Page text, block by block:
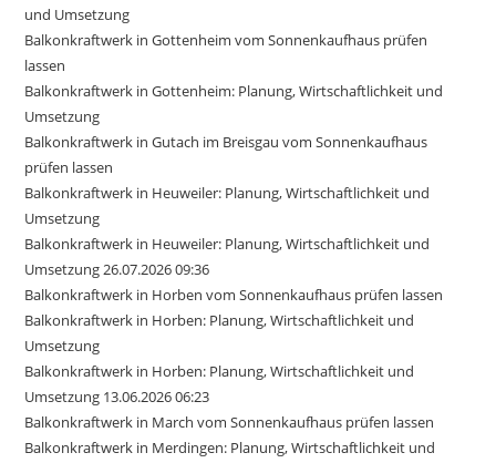
und Umsetzung
Balkonkraftwerk in Gottenheim vom Sonnenkaufhaus prüfen
lassen
Balkonkraftwerk in Gottenheim: Planung, Wirtschaftlichkeit und
Umsetzung
Balkonkraftwerk in Gutach im Breisgau vom Sonnenkaufhaus
prüfen lassen
Balkonkraftwerk in Heuweiler: Planung, Wirtschaftlichkeit und
Umsetzung
Balkonkraftwerk in Heuweiler: Planung, Wirtschaftlichkeit und
Umsetzung 26.07.2026 09:36
Balkonkraftwerk in Horben vom Sonnenkaufhaus prüfen lassen
Balkonkraftwerk in Horben: Planung, Wirtschaftlichkeit und
Umsetzung
Balkonkraftwerk in Horben: Planung, Wirtschaftlichkeit und
Umsetzung 13.06.2026 06:23
Balkonkraftwerk in March vom Sonnenkaufhaus prüfen lassen
Balkonkraftwerk in Merdingen: Planung, Wirtschaftlichkeit und